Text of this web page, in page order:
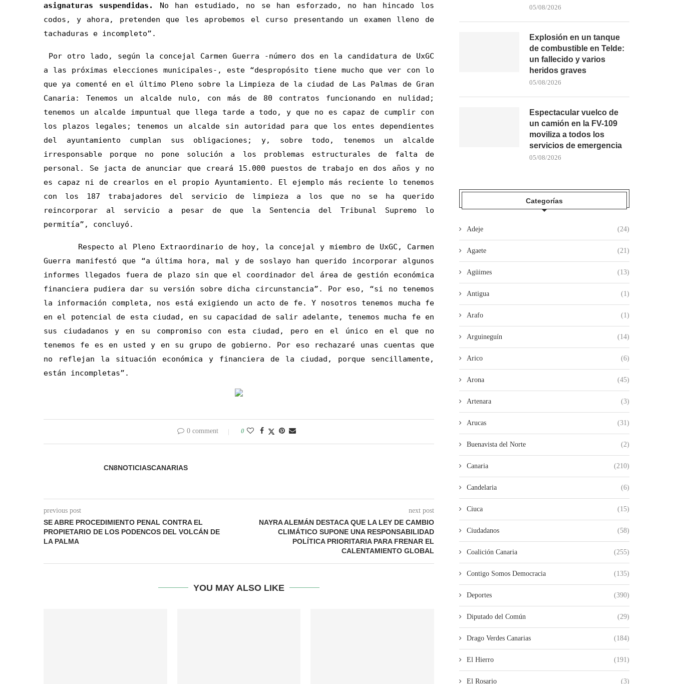
asignaturas suspendidas.
No han estudiado, no se han esforzado, no han hincado los
codos, y ahora, pretenden que les aprobemos el curso presentando un examen lleno de
tachaduras e incompleto”.
Por otro lado, según la concejal Carmen Guerra -número dos en la candidatura de UxGC
a las próximas elecciones municipales-, este “despropósito tiene mucho que ver con lo
que ya comenté en el último Pleno sobre la Limpieza de la ciudad de Las Palmas de Gran
Canaria: Tenemos un alcalde nulo, con más de 80 contratos funcionando en nulidad;
tenemos un alcalde impuntual que llega tarde a todo, y que no es capaz de cumplir con
los plazos legales; tenemos un alcalde sin autoridad para que los entes dependientes
del ayuntamiento cumplan sus obligaciones; y, sobre todo, tenemos un alcalde
irresponsable porque no pone solución a los problemas estructurales de falta de
personal. Se jacta de anunciar que creará 15.000 puestos de trabajo en dos años y no
es capaz ni de crearlos en el propio Ayuntamiento. El ejemplo más reciente lo tenemos
con los 187 trabajadores del servicio de limpieza a los que no se ha querido
reincorporar al servicio a pesar de que la Sentencia del Tribunal Supremo lo
permitía”, concluyó.
Respecto al Pleno Extraordinario de hoy, la concejal y miembro de UxGC, Carmen
Guerra manifestó que “a última hora, mal y de soslayo han querido incorporar algunos
informes llegados fuera de plazo sin que el coordinador del área de gestión económica
financiera pudiera dar su versión sobre dicha circunstancia”. Por eso, “si no tenemos
la información completa, nos está exigiendo un acto de fe. Y nosotros tenemos mucha fe
en el potencial de esta ciudad, en su capacidad de salir adelante, tenemos mucha fe en
sus ciudadanos y en su compromiso con esta ciudad, pero en el único en el que no
tenemos fe es en usted y en su grupo de gobierno. Por eso rechazaré unas cuentas que
no reflejan la situación económica y financiera de la ciudad, porque sencillamente,
están incompletas”.
0 comment 0
CN8NOTICIASCANARIAS
previous post
SE ABRE PROCEDIMIENTO PENAL CONTRA EL
PROPIETARIO DE LOS PODENCOS DEL VOLCÁN DE
LA PALMA
next post
NAYRA ALEMÁN DESTACA QUE LA LEY DE CAMBIO
CLIMÁTICO SUPONE UNA RESPONSABILIDAD
POLÍTICA PRIORITARIA PARA FRENAR EL
CALENTAMIENTO GLOBAL
YOU MAY ALSO LIKE
05/08/2026
Explosión en un tanque
de combustible en Telde:
un fallecido y varios
heridos graves
05/08/2026
Espectacular vuelco de
un camión en la FV-109
moviliza a todos los
servicios de emergencia
05/08/2026
Categorías
Adeje (24)
Agaete (21)
Agüimes (13)
Antigua (1)
Arafo (1)
Arguineguín (14)
Arico (6)
Arona (45)
Artenara (3)
Arucas (31)
Buenavista del Norte (2)
Canaria (210)
Candelaria (6)
Ciuca (15)
Ciudadanos (58)
Coalición Canaria (255)
Contigo Somos Democracia (135)
Deportes (390)
Diputado del Común (29)
Drago Verdes Canarias (184)
El Hierro (191)
El Rosario (3)